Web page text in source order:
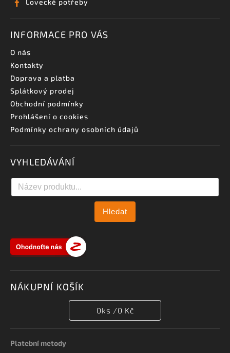
INFORMACE PRO VÁS
O nás
Kontakty
Doprava a platba
Splátkový prodej
Obchodní podmínky
Prohlášení o cookies
Podmínky ochrany osobních údajů
VYHLEDÁVÁNÍ
Hledat
NÁKUPNÍ KOŠÍK
0ks /0 Kč
Platební metody